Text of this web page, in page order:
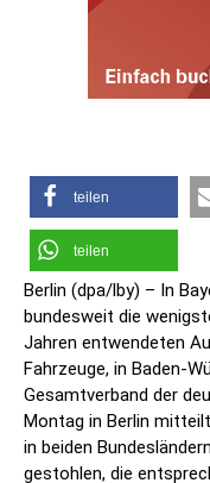
teilen
teilen
Berlin (dpa/lby) – In
bundesweit die
Jahren entwendeten
Fahrzeuge, in Baden-
Gesamtverband der
Montag in Berlin
in beiden
gestohlen, die